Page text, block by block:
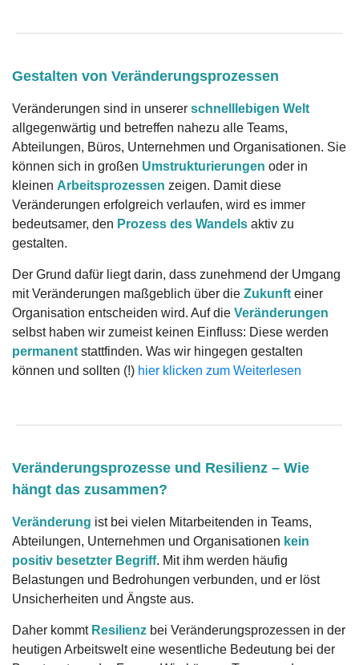
Gestalten von Veränderungsprozessen
Veränderungen sind in unserer schnelllebigen Welt
allgegenwärtig und betreffen nahezu alle Teams,
Abteilungen, Büros, Unternehmen und Organisationen. Sie
können sich in großen Umstrukturierungen oder in
kleinen Arbeitsprozessen zeigen. Damit diese
Veränderungen erfolgreich verlaufen, wird es immer
bedeutsamer, den Prozess des Wandels aktiv zu
gestalten.
Der Grund dafür liegt darin, dass zunehmend der Umgang
mit Veränderungen maßgeblich über die Zukunft einer
Organisation entscheiden wird. Auf die Veränderungen
selbst haben wir zumeist keinen Einfluss: Diese werden
permanent stattfinden. Was wir hingegen gestalten
können und sollten (!) hier klicken zum Weiterlesen
Veränderungsprozesse und Resilienz – Wie
hängt das zusammen?
Veränderung ist bei vielen Mitarbeitenden in Teams,
Abteilungen, Unternehmen und Organisationen kein
positiv besetzter Begriff. Mit ihm werden häufig
Belastungen und Bedrohungen verbunden, und er löst
Unsicherheiten und Ängste aus.
Daher kommt Resilienz bei Veränderungsprozessen in der
heutigen Arbeitswelt eine wesentliche Bedeutung bei der